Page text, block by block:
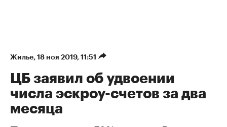
Жилье⁠, 18 ноя 2019, 11:51
ЦБ заявил об удвоении
числа эскроу-счетов за два
месяца